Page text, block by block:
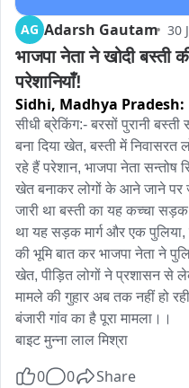
AG Adarsh Gautam 30
भाजपा नेता ने खोदी बस्ती
परेशानियाँ!
Sidhi, Madhya Pradesh:
सीधी ब्रेकिंग:- बरसों पुरानी
बना दिया खेत, बस्ती में निवासरत
रहे हैं परेशान, भाजपा नेता
खेत बनाकर लोगों के आने जाने पर
जारी था बस्ती का यह कच्चा सड़क
था यह सड़क मार्ग और एक
की भूमि बात कर भाजपा नेता ने
खेत, पीड़ित लोगों ने प्रशासन से
मामले की गुहार अब तक नहीं हो
बंजारी गांव का है पूरा मामला।।
बाइट मुन्ना लाल मिश्रा
0 0 Share